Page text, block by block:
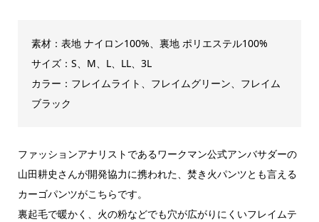
素材：表地 ナイロン100%、裏地 ポリエステル100%
サイズ：S、M、L、LL、3L
カラー：フレイムライト、フレイムグリーン、フレイム
ブラック
ファッションアナリストであるワークマン公式アンバサダーの
山田耕史さんが開発協力に携われた、焚き火パンツとも言える
カーゴパンツがこちらです。
裏起毛で暖かく、火の粉などでも穴が広がりにくいフレイムテ